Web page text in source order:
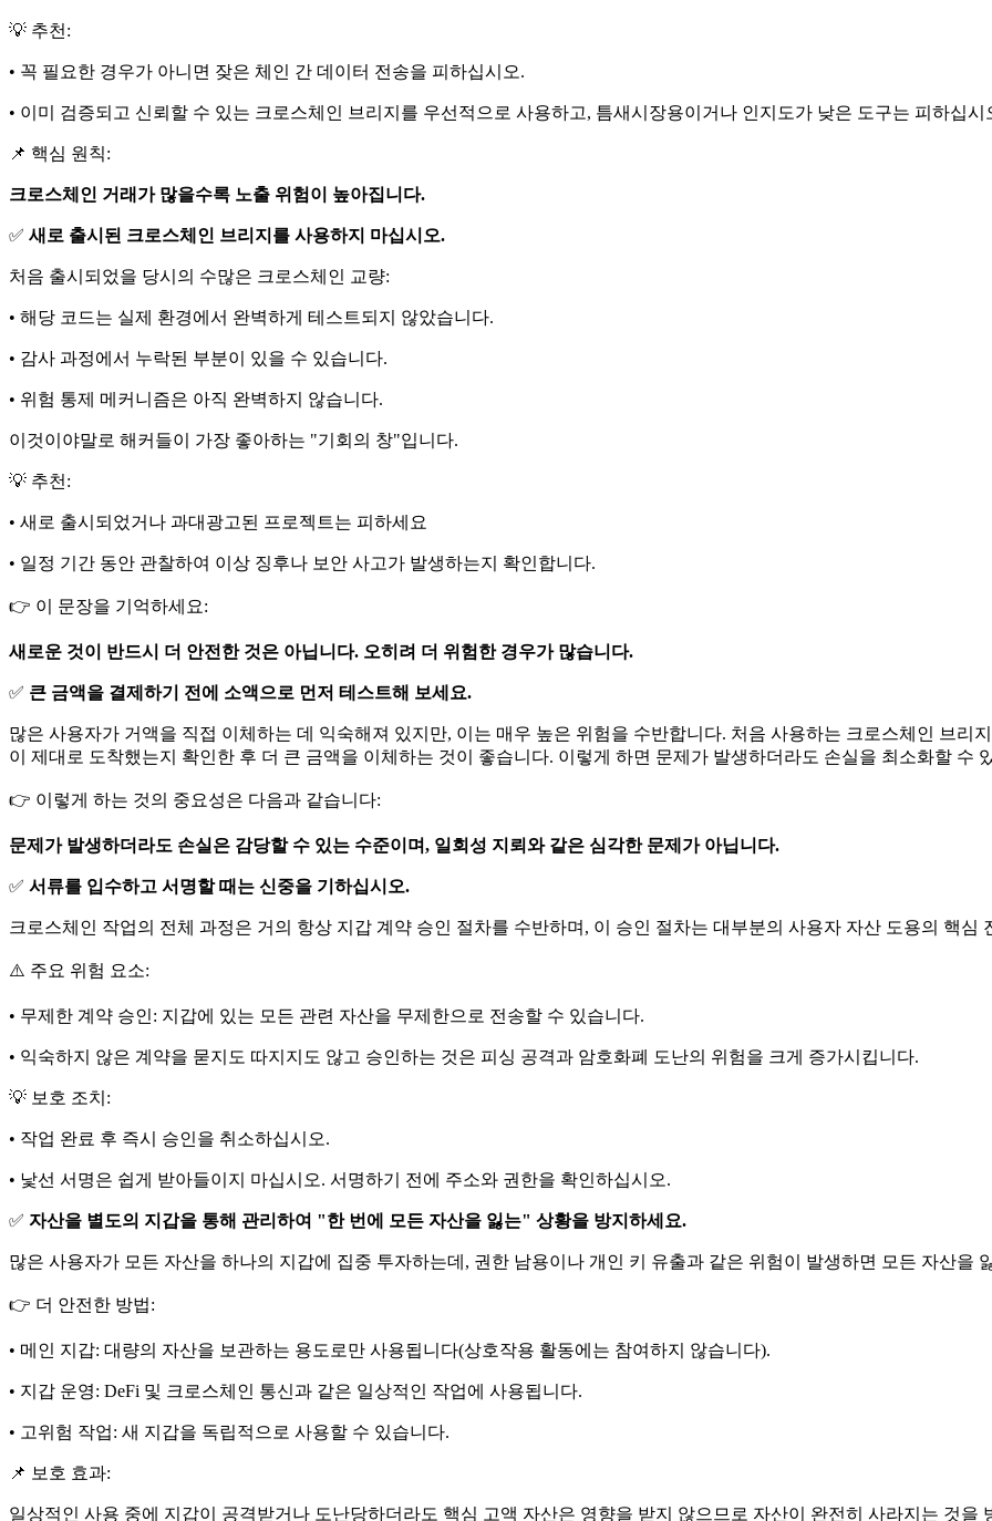
💡 추천:
• 꼭 필요한 경우가 아니면 잦은 체인 간 데이터 전송을 피하십시오.
• 이미 검증되고 신뢰할 수 있는 크로스체인 브리지를 우선적으로 사용하고, 틈새시장용이거나 인지도가 낮은 도구는 피하십시
📌 핵심 원칙:
크로스체인 거래가 많을수록 노출 위험이 높아집니다.
✅ 새로 출시된 크로스체인 브리지를 사용하지 마십시오.
처음 출시되었을 당시의 수많은 크로스체인 교량:
• 해당 코드는 실제 환경에서 완벽하게 테스트되지 않았습니다.
• 감사 과정에서 누락된 부분이 있을 수 있습니다.
• 위험 통제 메커니즘은 아직 완벽하지 않습니다.
이것이야말로 해커들이 가장 좋아하는 "기회의 창"입니다.
💡 추천:
• 새로 출시되었거나 과대광고된 프로젝트는 피하세요
• 일정 기간 동안 관찰하여 이상 징후나 보안 사고가 발생하는지 확인합니다.
👉 이 문장을 기억하세요:
새로운 것이 반드시 더 안전한 것은 아닙니다. 오히려 더 위험한 경우가 많습니다.
✅ 큰 금액을 결제하기 전에 소액으로 먼저 테스트해 보세요.
많은 사용자가 거액을 직접 이체하는 데 익숙해져 있지만, 이는 매우 높은 위험을 수반합니다. 처음 사용하는 크로스체인 브리
이 제대로 도착했는지 확인한 후 더 큰 금액을 이체하는 것이 좋습니다. 이렇게 하면 문제가 발생하더라도 손실을 최소화할 수
👉 이렇게 하는 것의 중요성은 다음과 같습니다:
문제가 발생하더라도 손실은 감당할 수 있는 수준이며, 일회성 지뢰와 같은 심각한 문제가 아닙니다.
✅ 서류를 입수하고 서명할 때는 신중을 기하십시오.
크로스체인 작업의 전체 과정은 거의 항상 지갑 계약 승인 절차를 수반하며, 이 승인 절차는 대부분의 사용자 자산 도용의 핵심
⚠️ 주요 위험 요소:
• 무제한 계약 승인: 지갑에 있는 모든 관련 자산을 무제한으로 전송할 수 있습니다.
• 익숙하지 않은 계약을 묻지도 따지지도 않고 승인하는 것은 피싱 공격과 암호화폐 도난의 위험을 크게 증가시킵니다.
💡 보호 조치:
• 작업 완료 후 즉시 승인을 취소하십시오.
• 낯선 서명은 쉽게 받아들이지 마십시오. 서명하기 전에 주소와 권한을 확인하십시오.
✅ 자산을 별도의 지갑을 통해 관리하여 "한 번에 모든 자산을 잃는" 상황을 방지하세요.
많은 사용자가 모든 자산을 하나의 지갑에 집중 투자하는데, 권한 남용이나 개인 키 유출과 같은 위험이 발생하면 모든 자산을
👉 더 안전한 방법:
• 메인 지갑: 대량의 자산을 보관하는 용도로만 사용됩니다(상호작용 활동에는 참여하지 않습니다).
• 지갑 운영: DeFi 및 크로스체인 통신과 같은 일상적인 작업에 사용됩니다.
• 고위험 작업: 새 지갑을 독립적으로 사용할 수 있습니다.
📌 보호 효과:
일상적인 사용 중에 지갑이 공격받거나 도난당하더라도 핵심 고액 자산은 영향을 받지 않으므로 자산이 완전히 사라지는 것을